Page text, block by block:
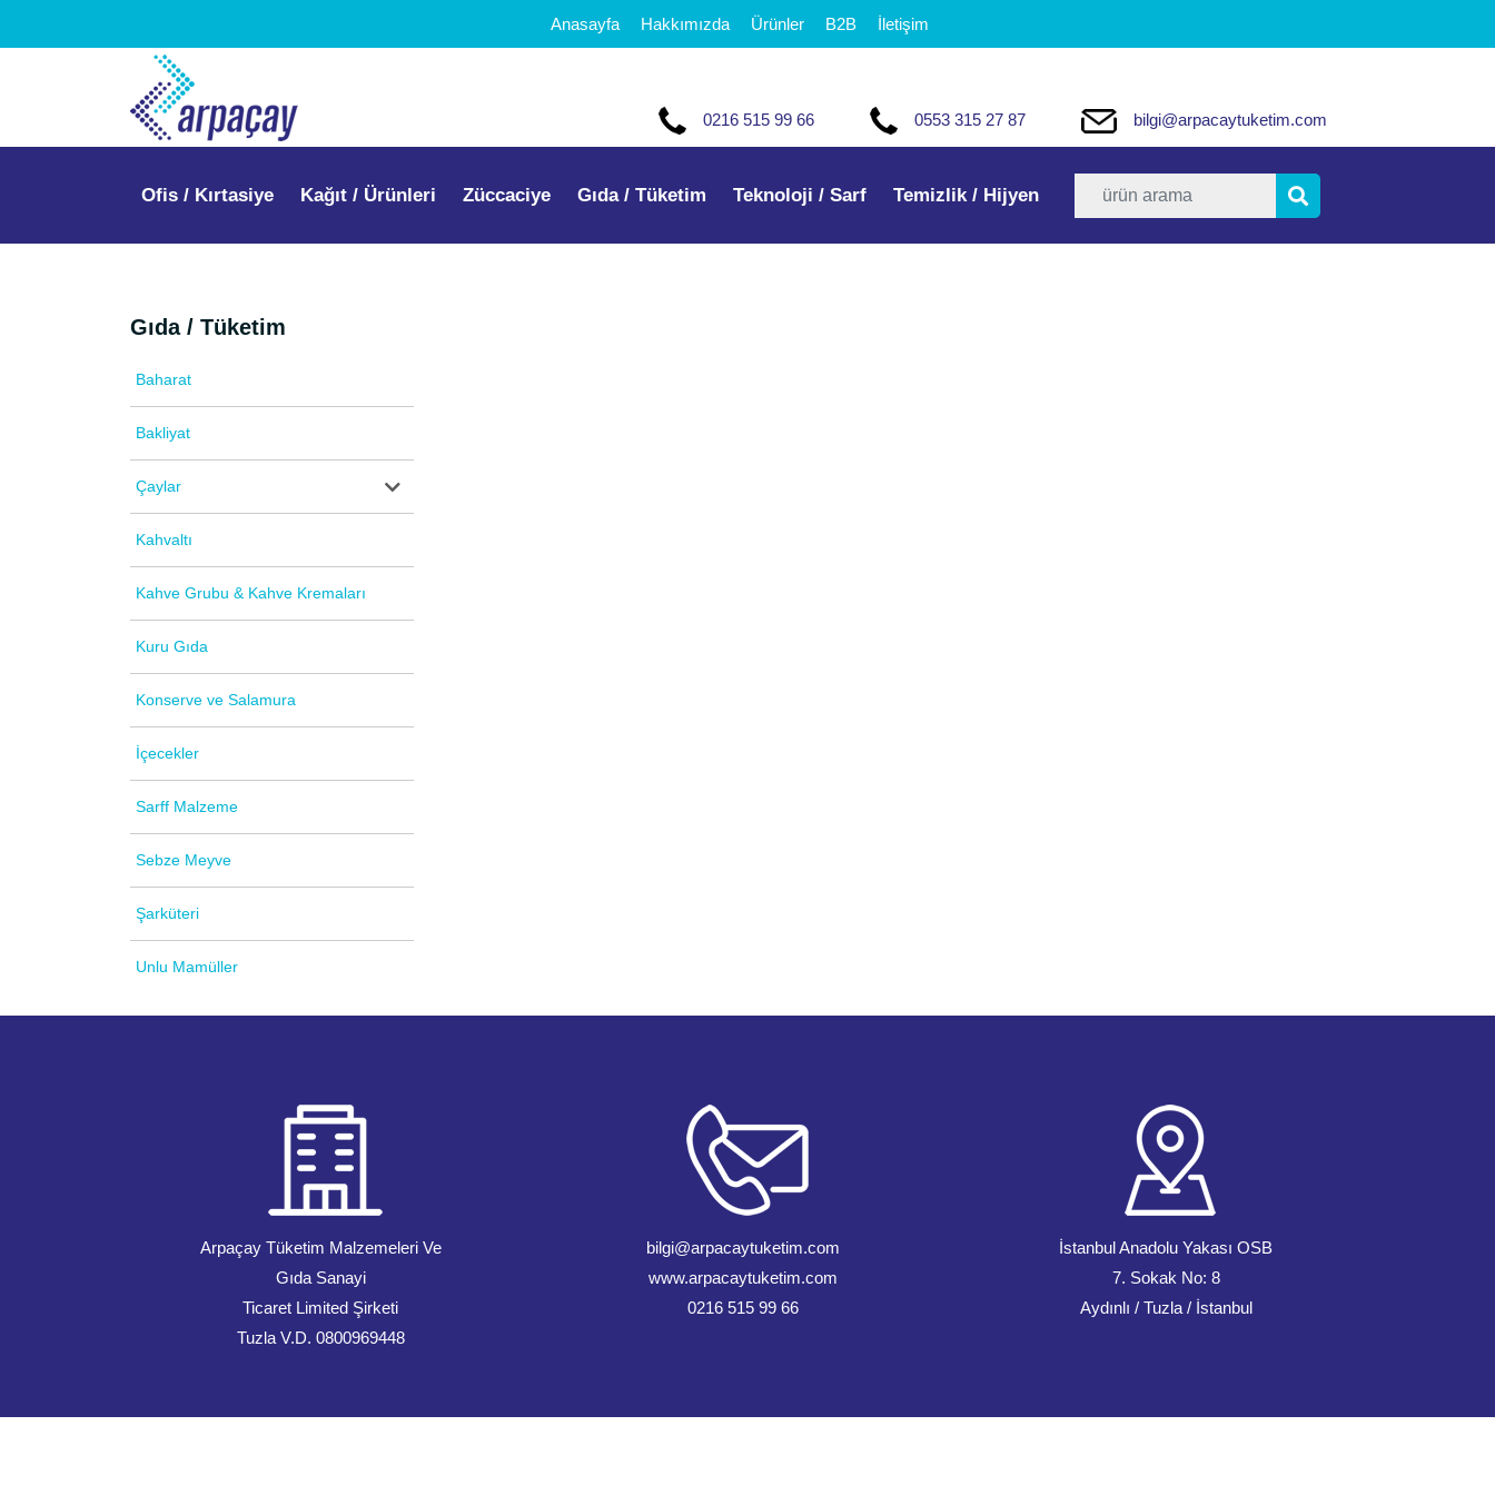
Anasayfa Hakkımızda Ürünler B2B İletişim
0216 515 99 66 0553 315 27 87 bilgi@arpacaytuketim.com
Ofis / Kırtasiye Kağıt / Ürünleri Züccaciye Gıda / Tüketim Teknoloji / Sarf Temizlik / Hijyen
Gıda / Tüketim
Baharat
Bakliyat
Çaylar
Kahvaltı
Kahve Grubu & Kahve Kremaları
Kuru Gıda
Konserve ve Salamura
İçecekler
Sarff Malzeme
Sebze Meyve
Şarküteri
Unlu Mamüller
Arpaçay Tüketim Malzemeleri Ve
Gıda Sanayi
Ticaret Limited Şirketi
Tuzla V.D. 0800969448
bilgi@arpacaytuketim.com
www.arpacaytuketim.com
0216 515 99 66
İstanbul Anadolu Yakası OSB
7. Sokak No: 8
Aydınlı / Tuzla / İstanbul